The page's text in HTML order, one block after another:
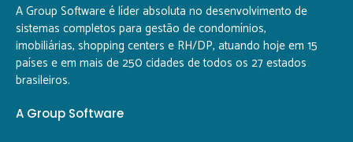
A Group Software é líder absoluta no desenvolvimento de
sistemas completos para gestão de condomínios,
imobiliárias, shopping centers e RH/DP, atuando hoje em 15
países e em mais de 250 cidades de todos os 27 estados
brasileiros.
A Group Software